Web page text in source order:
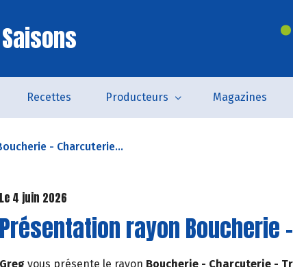
Recettes Producteurs Magazines
- Charcuterie...
Le 4 juin 2026
Présentation rayon Boucherie
Greg vous présente le rayon Boucherie - Charcuterie -